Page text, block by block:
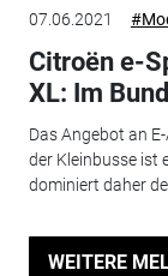
07.06.2021
Citroën e-
XL: Im
Das Angebot an
der Kleinbusse ist
dominiert daher
WEITERE